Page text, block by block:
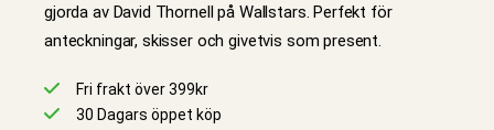
gjorda av David Thornell på Wallstars. Perfekt för
anteckningar, skisser och givetvis som present.
Fri frakt över 399kr
30 Dagars öppet köp